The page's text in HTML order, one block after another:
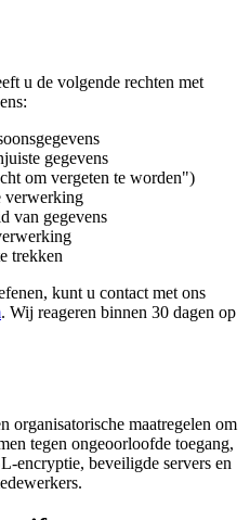
u de volgende rechten met
gegevens
om vergeten te worden")
verwerking
van gegevens
trekken
kunt u contact met ons
. Wij reageren binnen 30 dagen op
organisatorische maatregelen om
tegen ongeoorloofde toegang,
encryptie, beveiligde servers en